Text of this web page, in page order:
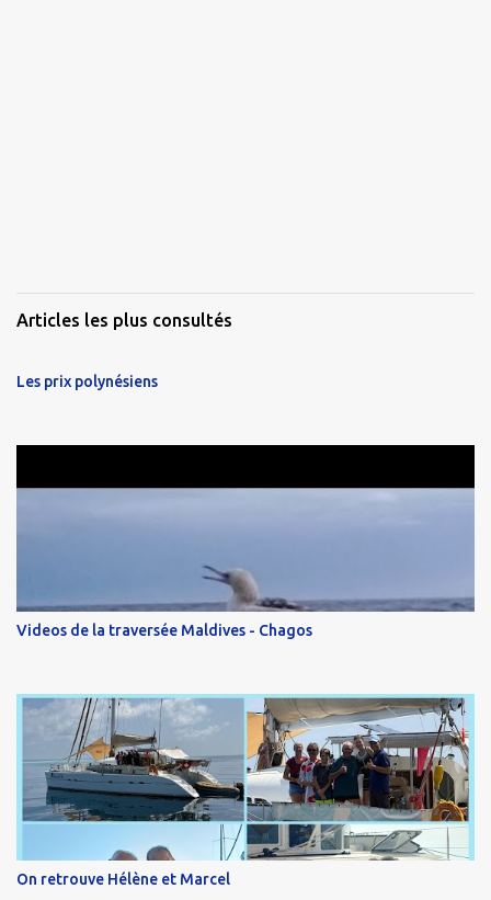
Articles les plus consultés
Les prix polynésiens
Videos de la traversée Maldives - Chagos
On retrouve Hélène et Marcel